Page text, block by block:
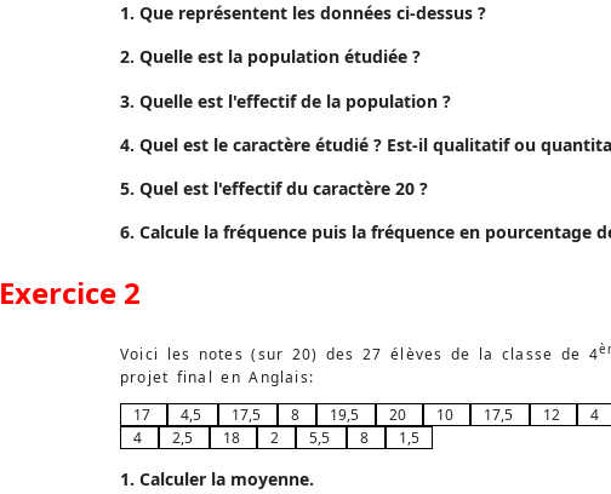
1. Que représentent les données ci-dessus ?
2. Quelle est la population étudiée ?
3. Quelle est l'effectif de la population ?
4. Quel est le caractère étudié ? Est-il qualitatif ou
5. Quel est l'effectif du caractère 20 ?
6. Calcule la fréquence puis la fréquence en pourcentage
Exercice 2
Voici les notes (sur 20) des 27 élèves de la classe de 4
projet final en Anglais:
17
4,5 17,5 8 19,5 20 10 17,5 12 4
4
2,5 18 2 5,5 8 1,5
1. Calculer la moyenne.